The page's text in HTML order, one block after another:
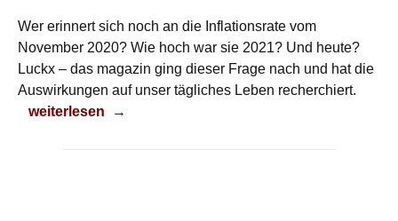
Wer erinnert sich noch an die Inflationsrate vom
November 2020? Wie hoch war sie 2021? Und heute?
Luckx – das magazin ging dieser Frage nach und hat die
Auswirkungen auf unser tägliches Leben recherchiert.
Inflation
weiterlesen →